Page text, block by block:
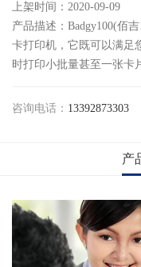
上架时间：2020-09-09
产品描述：Badgy100(佰
卡打印机，它既可以满足
时打印小批量甚至一张卡
咨询电话： 13392873303
产